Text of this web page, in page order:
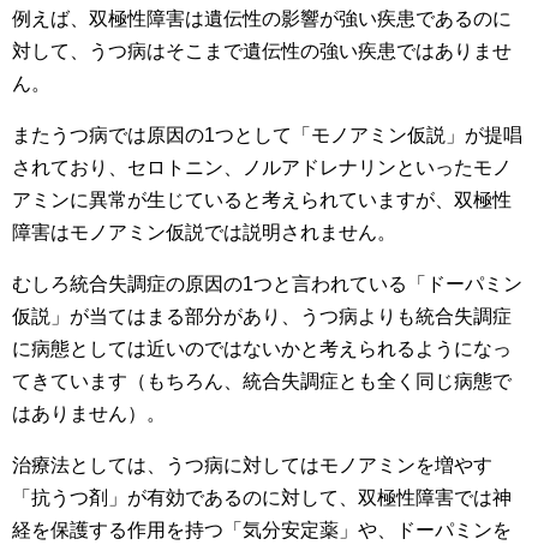
例えば、双極性障害は遺伝性の影響が強い疾患であるのに
対して、うつ病はそこまで遺伝性の強い疾患ではありませ
ん。
またうつ病では原因の1つとして「モノアミン仮説」が提唱
されており、セロトニン、ノルアドレナリンといったモノ
アミンに異常が生じていると考えられていますが、双極性
障害はモノアミン仮説では説明されません。
むしろ統合失調症の原因の1つと言われている「ドーパミン
仮説」が当てはまる部分があり、うつ病よりも統合失調症
に病態としては近いのではないかと考えられるようになっ
てきています（もちろん、統合失調症とも全く同じ病態で
はありません）。
治療法としては、うつ病に対してはモノアミンを増やす
「抗うつ剤」が有効であるのに対して、双極性障害では神
経を保護する作用を持つ「気分安定薬」や、ドーパミンを